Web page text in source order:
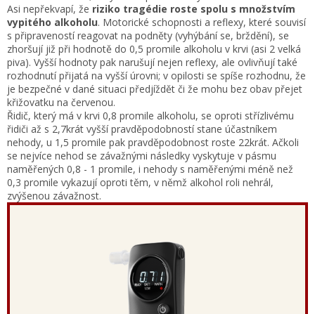
Asi nepřekvapí, že riziko tragédie roste spolu s množstvím
vypitého alkoholu. Motorické schopnosti a reflexy, které souvisí
s připraveností reagovat na podněty (vyhýbání se, brždění), se
zhoršují již při hodnotě do 0,5 promile alkoholu v krvi (asi 2 velká
piva). Vyšší hodnoty pak narušují nejen reflexy, ale ovlivňují také
rozhodnutí přijatá na vyšší úrovni; v opilosti se spíše rozhodnu, že
je bezpečné v dané situaci předjíždět či že mohu bez obav přejet
křižovatku na červenou.
Řidič, který má v krvi 0,8 promile alkoholu, se oproti střízlivému
řidiči až s 2,7krát vyšší pravděpodobností stane účastníkem
nehody, u 1,5 promile pak pravděpodobnost roste 22krát. Ačkoli
se nejvíce nehod se závažnými následky vyskytuje v pásmu
naměřených 0,8 - 1 promile, i nehody s naměřenými méně než
0,3 promile vykazují oproti těm, v němž alkohol roli nehrál,
zvýšenou závažnost.